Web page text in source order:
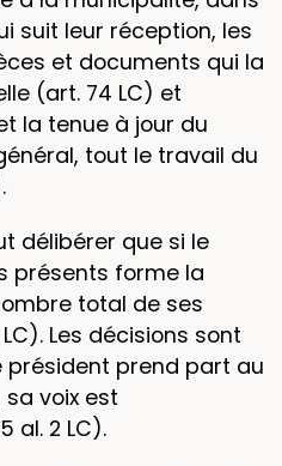
suit leur réception, les
et documents qui la
(art. 74 LC) et
la tenue à jour du
tout le travail du
délibérer que si le
présents forme la
total de ses
Les décisions sont
président prend part au
sa voix est
al. 2 LC).